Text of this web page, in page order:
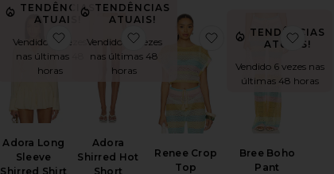
TENDÊNCIAS
ATUAIS!
Vendido 12 vezes
nas últimas 48
horas
Adora Long
Sleeve
Shirred Shirt
favoritoAdora Long Sleeve Shirred Shirt
TENDÊNCIAS
ATUAIS!
Vendido 10 vezes
nas últimas 48
horas
Adora
Shirred Hot
Short
favoritoAdora Shirred Hot Short
Renee Crop
Top
favoritoRenee Crop
TENDÊNCIAS
ATUAIS!
Vendido 6 vezes nas
últimas 48 horas
Bree Boho
Pant